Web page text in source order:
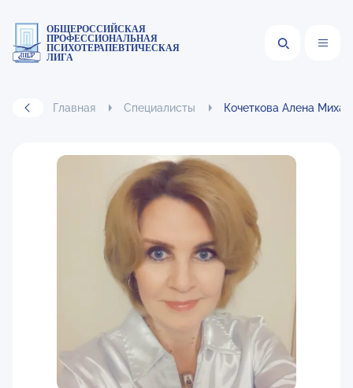
ОБЩЕРОССИЙСКАЯ
ПРОФЕССИОНАЛЬНАЯ
ПСИХОТЕРАПЕВТИЧЕСКАЯ
ЛИГА
Главная Специалисты Кочеткова Алена